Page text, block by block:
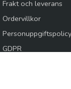
Frakt och leverans
Ordervillkor
Personuppgiftspolicy
GDPR